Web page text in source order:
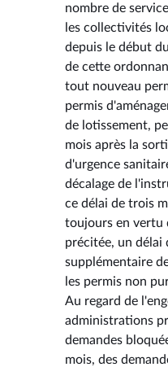
nombre de
les collectivités
depuis le début
de cette
tout nouveau
permis
de lotissement,
mois après la
d'urgence
décalage de
ce délai de trois
toujours en vertu
précitée, un délai
supplémentaire
les permis non
Au regard de
administrations
demandes
mois, des